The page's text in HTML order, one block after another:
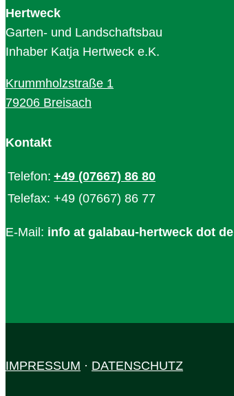
Hertweck
Garten- und Landschaftsbau
Inhaber Katja Hertweck e.K.
Krummholzstraße 1
79206 Breisach
Kontakt
Telefon: +49 (07667) 86 80
Telefax: +49 (07667) 86 77
E-Mail: info at galabau-hertweck dot de
IMPRESSUM · DATENSCHUTZ